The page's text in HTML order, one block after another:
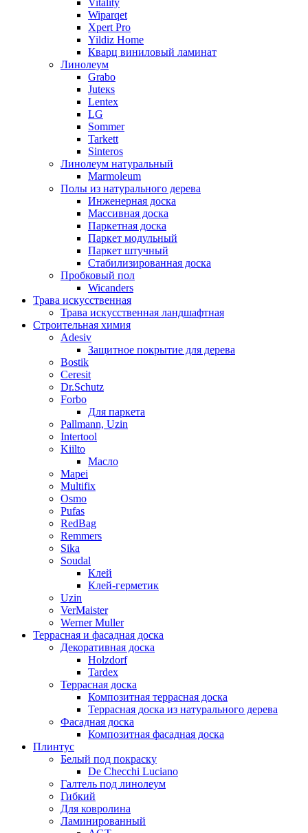
Wiparqet
Xpert Pro
Yildiz Home
Кварц виниловый ламинат
Линолеум
Grabo
Juteкs
Lentex
LG
Sommer
Tarkett
Sinteros
Линолеум натуральный
Marmoleum
Полы из натурального дерева
Инженерная доска
Массивная доска
Паркетная доска
Паркет модульный
Паркет штучный
Стабилизированная доска
Пробковый пол
Wicanders
Трава искусственная
Трава искусственная ландшафтная
Строительная химия
Adesiv
Защитное покрытие для дерева
Bostik
Ceresit
Dr.Schutz
Forbo
Для паркета
Pallmann, Uzin
Intertool
Kiilto
Масло
Mapei
Multifix
Osmo
Pufas
RedBag
Remmers
Sika
Soudal
Клей
Клей-герметик
Uzin
VerMaister
Werner Muller
Террасная и фасадная доска
Декоративная доска
Holzdorf
Tardex
Террасная доска
Композитная террасная доска
Террасная доска из натурального дерева
Фасадная доска
Композитная фасадная доска
Плинтус
Белый под покраску
De Checchi Luciano
Галтель под линолеум
Гибкий
Для ковролина
Ламинированный